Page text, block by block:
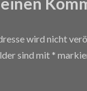
wird nicht
sind mit *